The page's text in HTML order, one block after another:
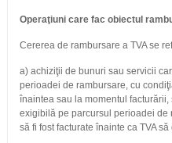
Operaţiuni care fac obiectul
Cererea de rambursare a TVA se
a) achiziţii de bunuri sau servicii
perioadei de rambursare, cu
înaintea sau la momentul facturării,
exigibilă pe parcursul perioadei de
să fi fost facturate înainte ca TVA